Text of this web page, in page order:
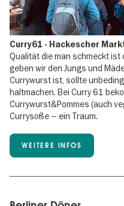
Curry61 - Hackescher
Qualität die man schmeckt
geben wir den Jungs und
Currywurst ist, sollte
haltmachen. Bei Curry 61
Currywurst&Pommes (auch
Currysoße – ein Traum.
WEITERE INFOS